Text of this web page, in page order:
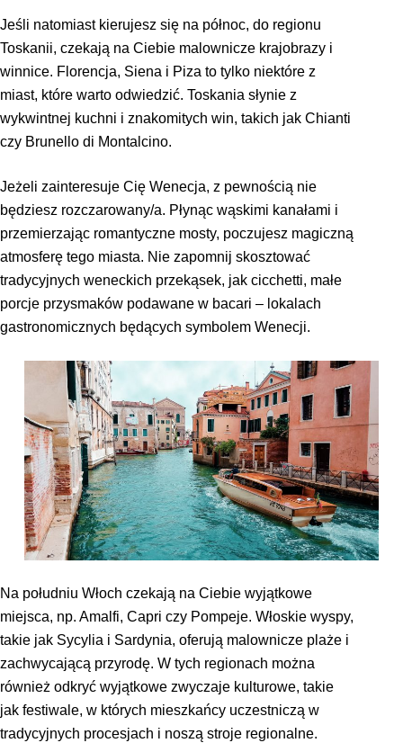
Jeśli natomiast kierujesz się na północ, do regionu
Toskanii, czekają na Ciebie malownicze krajobrazy i
winnice. Florencja, Siena i Piza to tylko niektóre z
miast, które warto odwiedzić. Toskania słynie z
wykwintnej kuchni i znakomitych win, takich jak Chianti
czy Brunello di Montalcino.
Jeżeli zainteresuje Cię Wenecja, z pewnością nie
będziesz rozczarowany/a. Płynąc wąskimi kanałami i
przemierzając romantyczne mosty, poczujesz magiczną
atmosferę tego miasta. Nie zapomnij skosztować
tradycyjnych weneckich przekąsek, jak cicchetti, małe
porcje przysmaków podawane w bacari – lokalach
gastronomicznych będących symbolem Wenecji.
Na południu Włoch czekają na Ciebie wyjątkowe
miejsca, np. Amalfi, Capri czy Pompeje. Włoskie wyspy,
takie jak Sycylia i Sardynia, oferują malownicze plaże i
zachwycającą przyrodę. W tych regionach można
również odkryć wyjątkowe zwyczaje kulturowe, takie
jak festiwale, w których mieszkańcy uczestniczą w
tradycyjnych procesjach i noszą stroje regionalne.